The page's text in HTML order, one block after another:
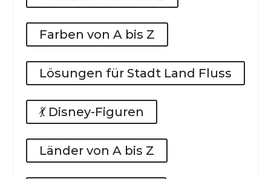
Farben von A bis Z
Lösungen für Stadt Land Fluss
💃 Disney-Figuren
Länder von A bis Z